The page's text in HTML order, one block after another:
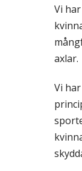
Vi
axlar.
Vi